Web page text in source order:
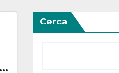
Cerca